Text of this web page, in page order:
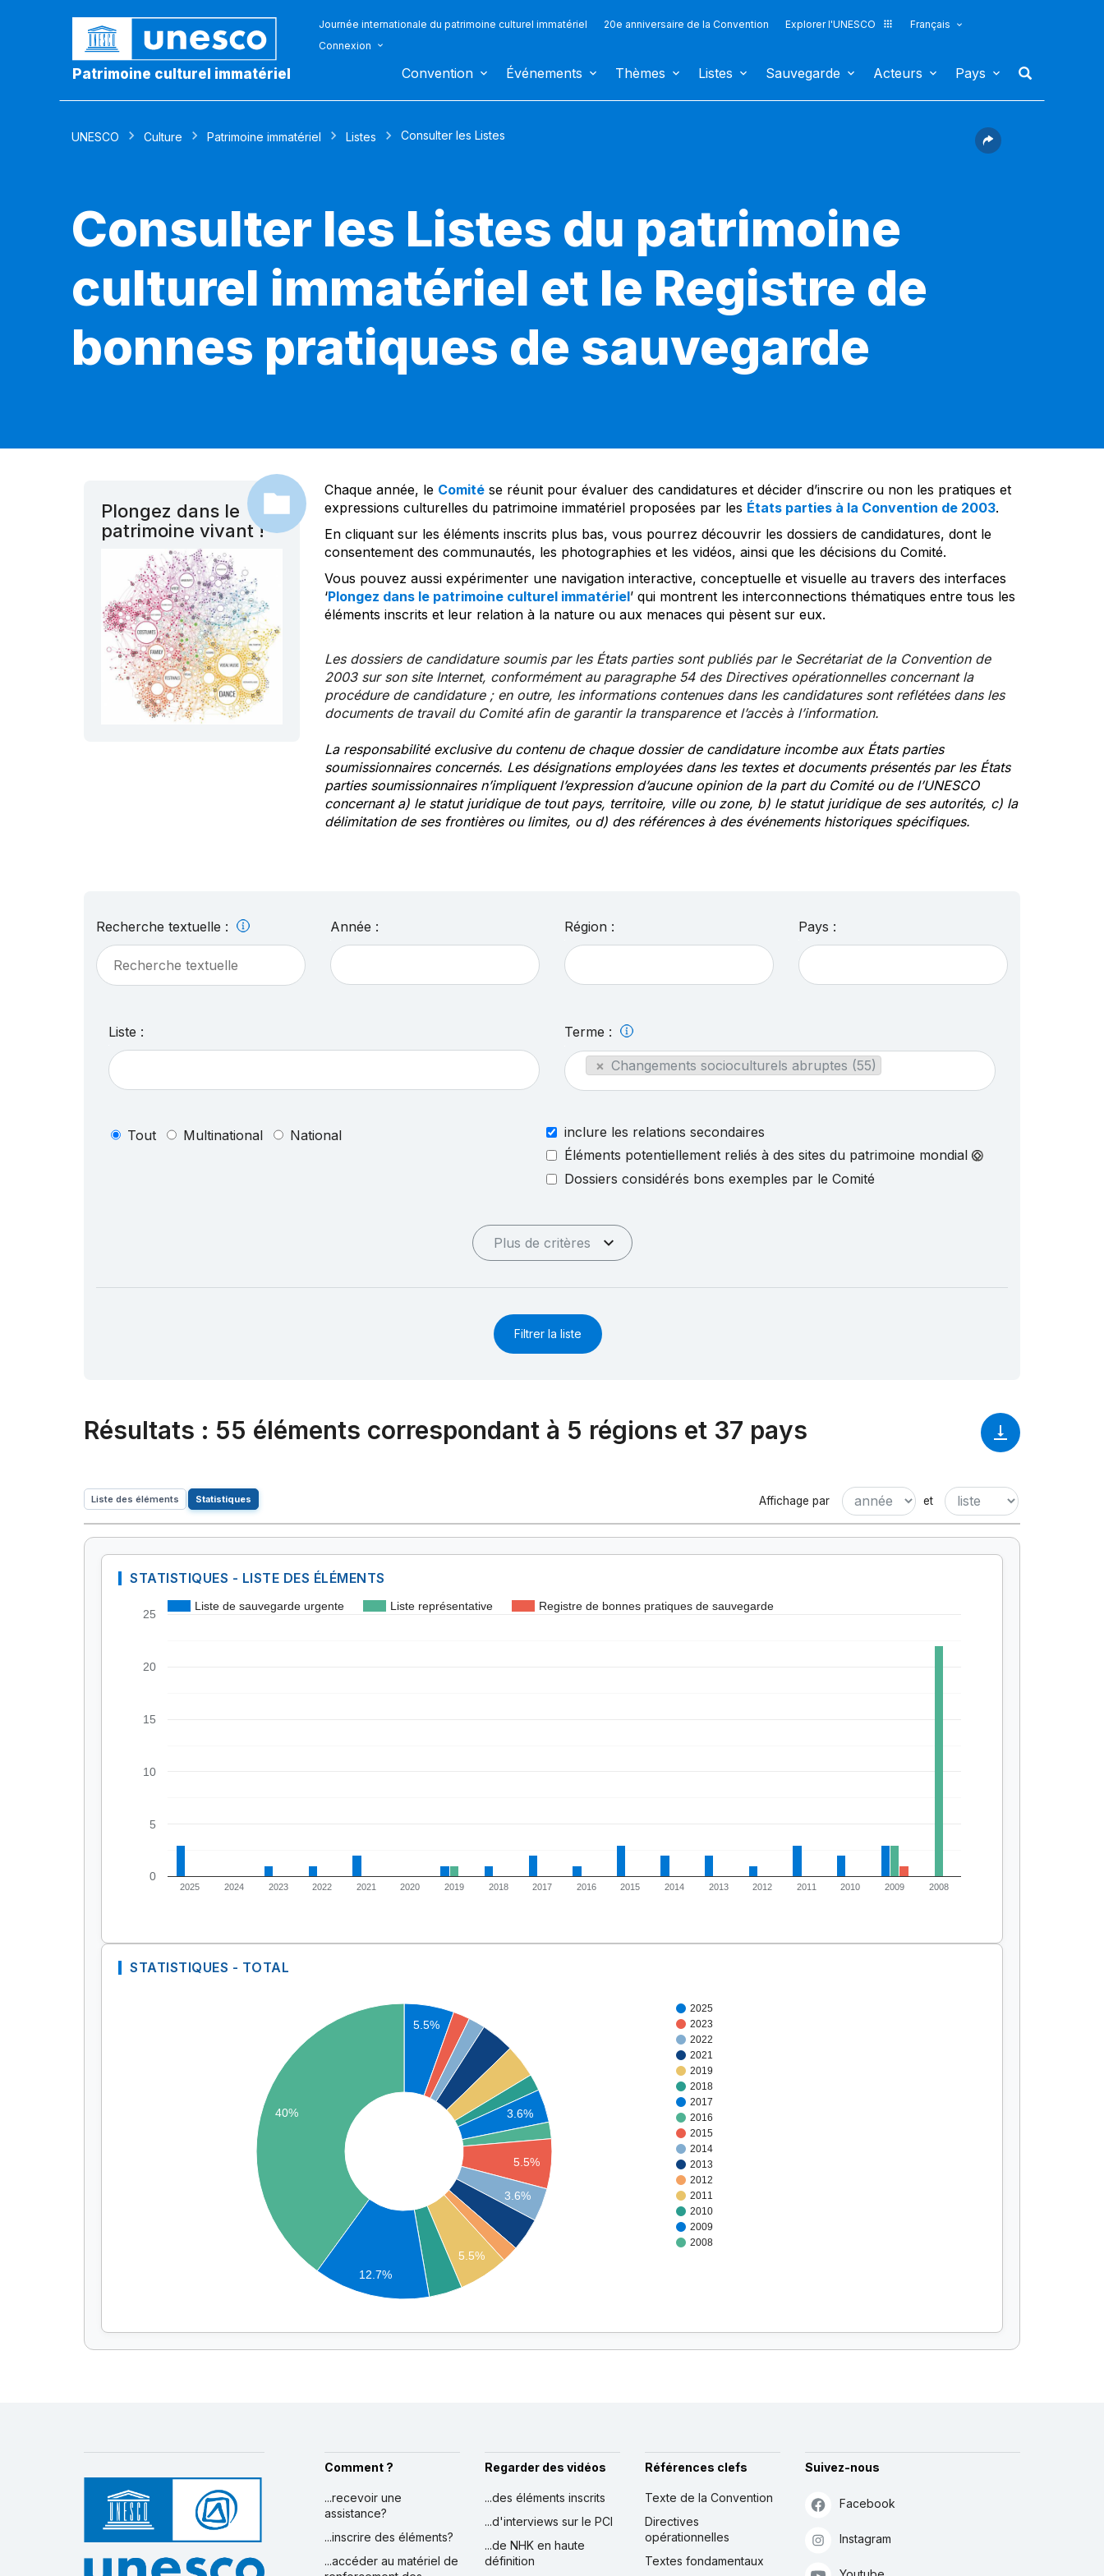
Patrimoine culturel immatériel
Journée internationale du patrimoine culturel immatériel 20e anniversaire de la Convention Explorer l'UNESCO
Français
Connexion
Convention Événements Thèmes Listes Sauvegarde Acteurs Pays
UNESCO Culture Patrimoine immatériel Listes Consulter les Listes
Consulter les Listes du patrimoine
culturel immatériel et le Registre de
bonnes pratiques de sauvegarde
Plongez dans le
patrimoine vivant !
Chaque année, le Comitése réunit pour évaluer des candidatures et décider d’inscrire ou non les pratiques et
expressions culturelles du patrimoine immatériel proposées par les États parties à la Convention de 2003.
En cliquant sur les éléments inscrits plus bas, vous pourrez découvrir les dossiers de candidatures, dont le
consentement des communautés, les photographies et les vidéos, ainsi que les décisions du Comité.
Vous pouvez aussi expérimenter une navigation interactive, conceptuelle et visuelle au travers des interfaces
‘Plongez dans le patrimoine culturel immatériel’ qui montrent les interconnections thématiques entre tous les
éléments inscrits et leur relation à la nature ou aux menaces qui pèsent sur eux.
Les dossiers de candidature soumis par les États parties sont publiés par le Secrétariat de la Convention de
2003 sur son site Internet, conformément au paragraphe 54 des Directives opérationnelles concernant la
procédure de candidature ; en outre, les informations contenues dans les candidatures sont reflétées dans les
documents de travail du Comité afin de garantir la transparence et l’accès à l’information.
La responsabilité exclusive du contenu de chaque dossier de candidature incombe aux États parties
soumissionnaires concernés. Les désignations employées dans les textes et documents présentés par les États
parties soumissionnaires n’impliquent l’expression d’aucune opinion de la part du Comité ou de l’UNESCO
concernant a) le statut juridique de tout pays, territoire, ville ou zone, b) le statut juridique de ses autorités, c) la
délimitation de ses frontières ou limites, ou d) des références à des événements historiques spécifiques.
Recherche textuelle : Année : Région : Pays :
Liste : Terme :
× Changements socioculturels abruptes (55)
Tout Multinational National
inclure les relations secondaires
Éléments potentiellement reliés à des sites du patrimoine mondial
Dossiers considérés bons exemples par le Comité
Plus de critères
Filtrer la liste
Résultats : 55 éléments correspondant à 5 régions et 37 pays
Liste des éléments Statistiques Affichage par et
STATISTIQUES - LISTE DES ÉLÉMENTS
Liste de sauvegarde urgente Liste représentative Registre de bonnes pratiques de sauvegarde
2025 2024 2023 2022 2021 2020 2019 2018 2017 2016 2015 2014 2013 2012 2011 2010 2009 2008
0
5
10
15
20
25
STATISTIQUES - TOTAL
2025
2023
2022
2021
2019
2018
2017
2016
2015
2014
2013
2012
2011
2010
2009
2008
5.5%
3.6%
5.5%
3.6%
5.5%
40%
12.7%
Comment ?
...recevoir une
assistance?
...inscrire des éléments?
...accéder au matériel de
Regarder des vidéos
...des éléments inscrits
...d'interviews sur le PCI
...de NHK en haute
définition
Références clefs
Texte de la Convention
Directives
opérationnelles
Textes fondamentaux
Suivez-nous
Facebook
Instagram